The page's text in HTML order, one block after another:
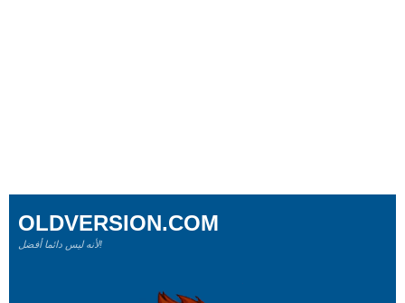
OLDVERSION.COM
لأنه ليس دائما أفضل!